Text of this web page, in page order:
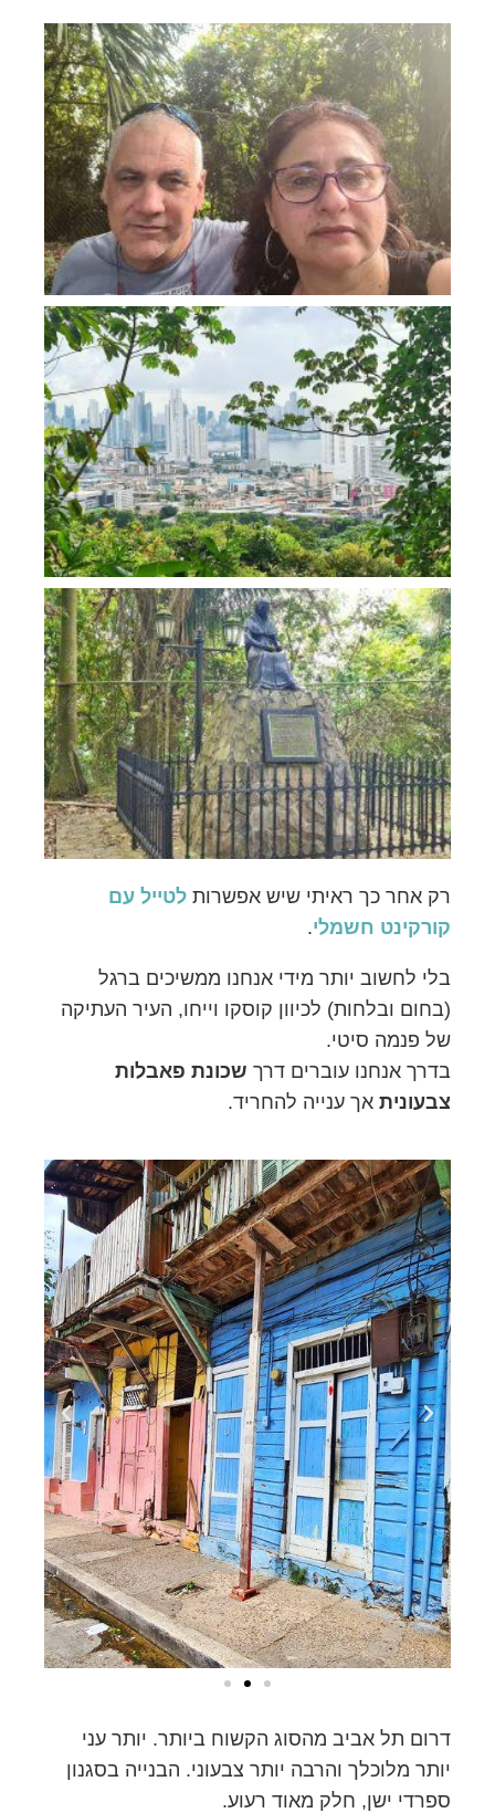
רק אחר כך ראיתי שיש אפשרות לטייל עם
קורקינט חשמלי.
בלי לחשוב יותר מידי אנחנו ממשיכים ברגל
(בחום ובלחות) לכיוון קוסקו וייחו, העיר העתיקה
של פנמה סיטי.
בדרך אנחנו עוברים דרך שכונת פאבלות
צבעונית אך ענייה להחריד.
דרום תל אביב מהסוג הקשוח ביותר. יותר עני
יותר מלוכלך והרבה יותר צבעוני. הבנייה בסגנון
ספרדי ישן, חלק מאוד רעוע.